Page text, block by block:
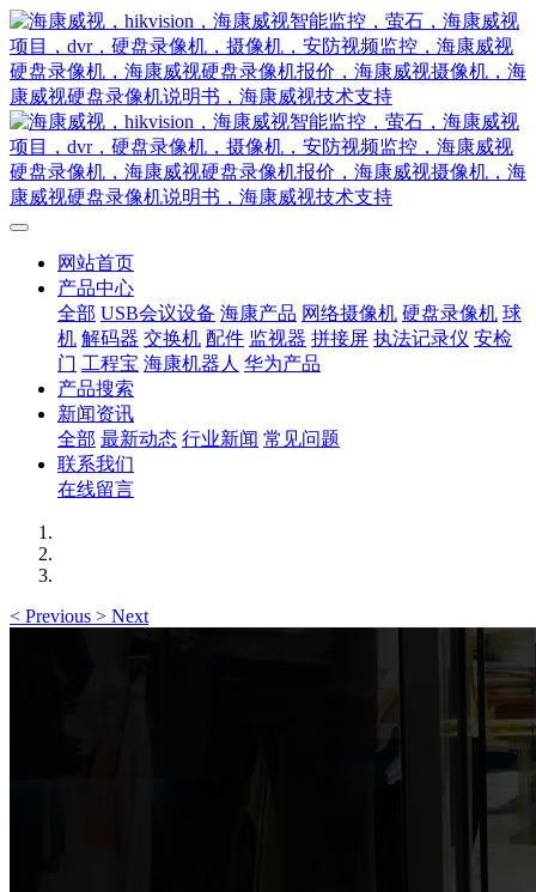
网站首页
产品中心
全部 USB会议设备 海康产品 网络摄像机 硬盘录像机 球
机 解码器 交换机 配件 监视器 拼接屏 执法记录仪 安检
门 工程宝 海康机器人 华为产品
产品搜索
新闻资讯
全部 最新动态 行业新闻 常见问题
联系我们
在线留言
< Previous > Next